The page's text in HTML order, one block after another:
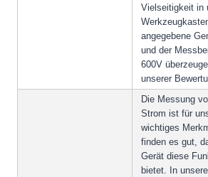
Vielseitigkeit in
angegebene
und der
600V
unserer
Die Messung
Strom ist für
wichtiges
finden es gut,
Gerät diese
bietet. In